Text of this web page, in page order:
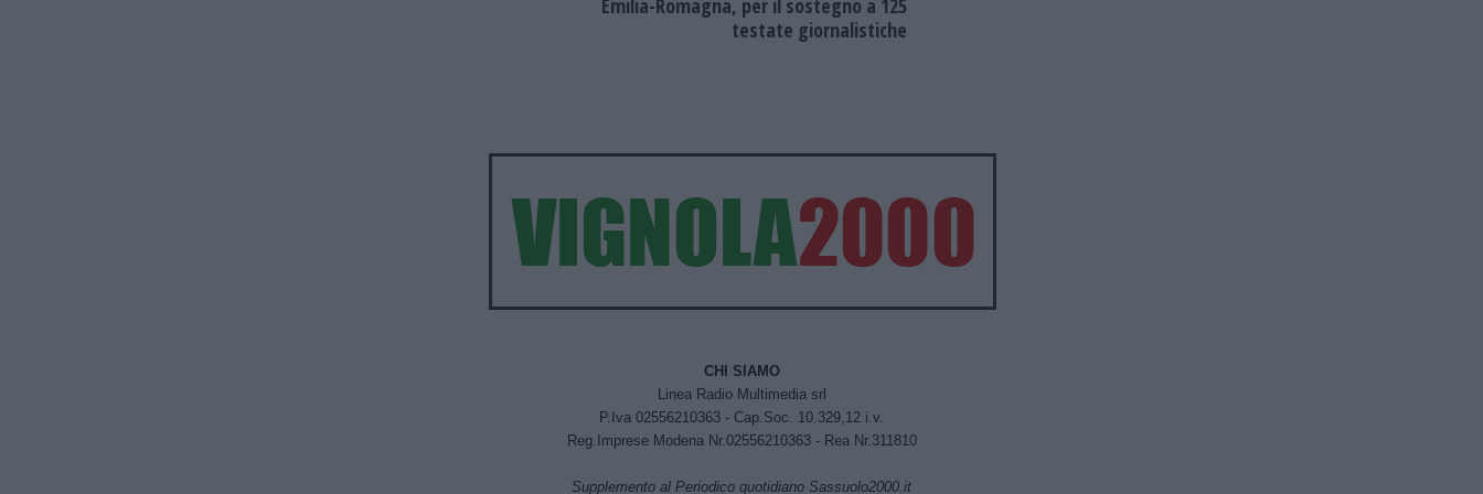
Emilia-Romagna, per il sostegno a 125
testate giornalistiche
CHI SIAMO
Linea Radio Multimedia srl
P.Iva 02556210363 - Cap.Soc. 10.329,12 i.v.
Reg.Imprese Modena Nr.02556210363 - Rea Nr.311810
Supplemento al Periodico quotidiano Sassuolo2000.it